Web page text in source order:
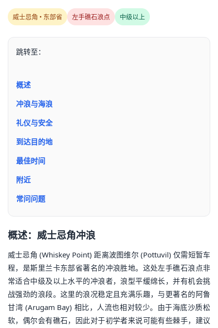
威士忌角 • 东部省 左手礁石浪点 中级以上
跳转至：
概述
冲浪与海浪
礼仪与安全
到达目的地
最佳时间
附近
常问问题
概述：威士忌角冲浪
威士忌角 (Whiskey Point) 距离波图维尔 (Pottuvil) 仅需短暂车
程，是斯里兰卡东部省著名的冲浪胜地。这处左手礁石浪点非
常适合中级及以上水平的冲浪者，浪型平缓绵长，并有机会挑
战强劲的浪段。这里的浪况稳定且充满乐趣，与更著名的阿鲁
甘湾 (Arugam Bay) 相比，人流也相对较少。由于海底沙质松
软，偶尔会有礁石，因此对于初学者来说可能有些棘手，建议